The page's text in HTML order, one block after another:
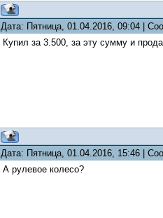
Дата: Пятница, 01.04.2016, 09:04 |
Купил за 3.500, за эту сумму и
Дата: Пятница, 01.04.2016, 15:46 |
А рулевое колесо?